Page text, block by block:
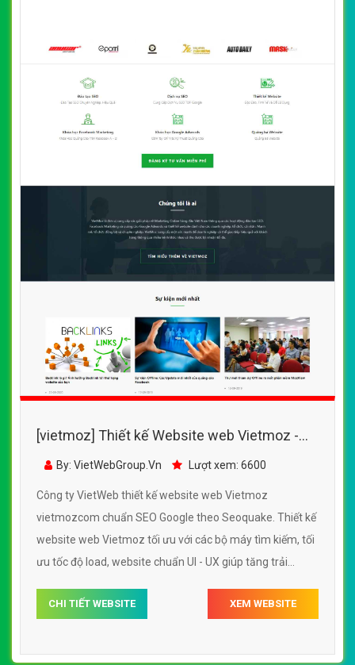
[vietmoz] Thiết kế Website web Vietmoz -
vietmozcom
By: VietWebGroup.Vn Lượt xem: 6600
Công ty VietWeb thiết kế website web Vietmoz
vietmozcom chuẩn SEO Google theo Seoquake. Thiết kế
website web Vietmoz tối ưu với các bộ máy tìm kiếm, tối
ưu tốc độ load, website chuẩn UI - UX giúp tăng trải
vietmozcom
CHI TIẾT WEBSITE XEM WEBSITE